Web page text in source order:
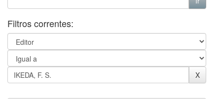
Filtros correntes: